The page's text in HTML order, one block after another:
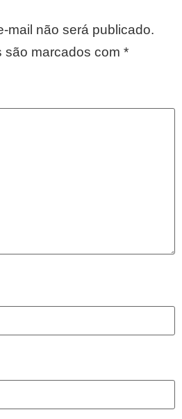
mail não será publicado.
são marcados com *